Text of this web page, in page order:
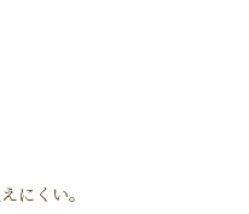
にくい。